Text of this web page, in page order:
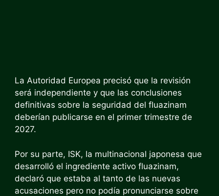
La Autoridad Europea precisó que la revisión
será independiente y que las conclusiones
definitivas sobre la seguridad del fluazinam
deberían publicarse en el primer trimestre de
2027.
Por su parte, ISK, la multinacional japonesa que
desarrolló el ingrediente activo fluazinam,
declaró que estaba al tanto de las nuevas
acusaciones pero no podía pronunciarse sobre